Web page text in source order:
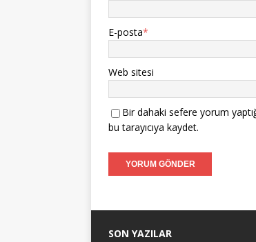
E-posta*
Web sitesi
Bir dahaki sefere yorum
bu tarayıcıya kaydet.
SON YAZILAR